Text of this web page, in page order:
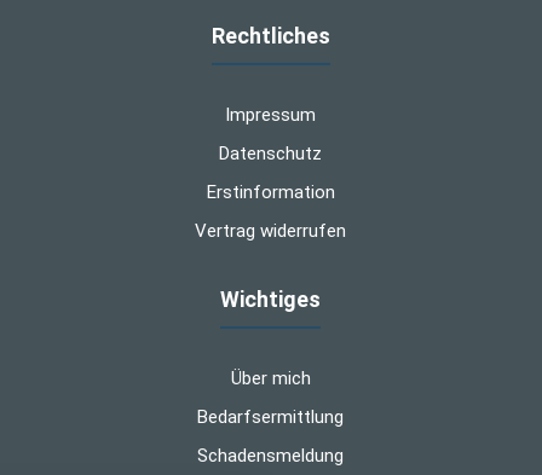
Rechtliches
Impressum
Datenschutz
Erstinformation
Vertrag widerrufen
Wichtiges
Über mich
Bedarfsermittlung
Schadensmeldung